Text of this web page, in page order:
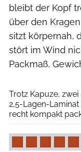
bleibt der Kopf
über den
sitzt körpernah,
stört im Wind
Packmaß,
Trotz Kapuze,
2,5-Lagen-
recht kompakt